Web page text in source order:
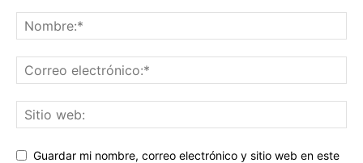
Guardar mi nombre, correo electrónico y sitio web en este